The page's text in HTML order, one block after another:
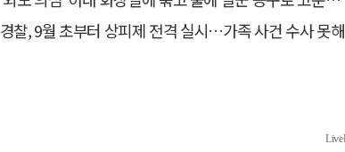
경찰, 9월 초부터 상피제 전격 실시…가족 사건 수사 못해